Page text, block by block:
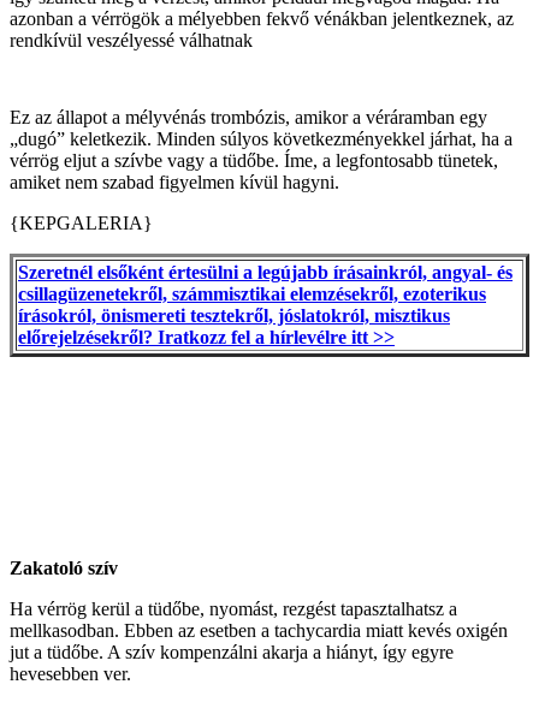
azonban a vérrögök a mélyebben fekvő vénákban jelentkeznek, az
rendkívül veszélyessé válhatnak
Ez az állapot a mélyvénás trombózis, amikor a véráramban egy
„dugó” keletkezik. Minden súlyos következményekkel járhat, ha a
vérrög eljut a szívbe vagy a tüdőbe. Íme, a legfontosabb tünetek,
amiket nem szabad figyelmen kívül hagyni.
{KEPGALERIA}
Szeretnél elsőként értesülni a legújabb írásainkról, angyal- és
csillagüzenetekről, számmisztikai elemzésekről, ezoterikus
írásokról, önismereti tesztekről, jóslatokról, misztikus
előrejelzésekről? Iratkozz fel a hírlevélre itt >>
Zakatoló szív
Ha vérrög kerül a tüdőbe, nyomást, rezgést tapasztalhatsz a
mellkasodban. Ebben az esetben a tachycardia miatt kevés oxigén
jut a tüdőbe. A szív kompenzálni akarja a hiányt, így egyre
hevesebben ver.